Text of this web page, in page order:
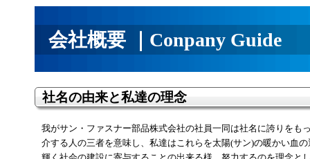
会社概要 ｜Conpany Guide
社名の由来と私達の理念
我がサン・ファスナー部品株式会社の社員一同は社名に誇りをも
介する人の三者を意味し、私達はこれらを太陽(サン)の暖かい血